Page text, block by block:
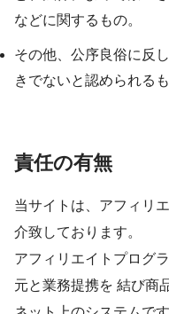
などに関するもの。
その他、公序良俗に反
きでないと認められるも
責任の有無
当サイトは、アフィリ
介致しております。
アフィリエイトプログ
元と業務提携を 結び商